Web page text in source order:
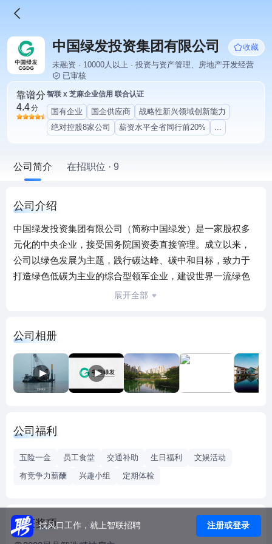
中国绿发投资集团有限公司
收藏
未融资 · 10000人以上 · 投资与资产管理、房地产开发经营
已审核
靠谱分
4.4分
智联 x 芝麻企业信用 联合认证
国有企业 国企供应商
战略性新兴领域创新能力
绝对控股8家公司
薪资水平全省同行前20% ...
公司简介 在招职位 · 9
公司介绍
中国绿发投资集团有限公司（简称中国绿发）是一家股权多
元化的中央企业，接受国务院国资委直接管理。成立以来，
公司以绿色发展为主题，践行碳达峰、碳中和目标，致力于
打造绿色低碳为主业的综合型领军企业，建设世界一流绿色
广泛开展文化、旅游、康养产业及相关贸易与服务，加快产
业布局优化和结构调整，积极探索绿色低碳产业发展新路
径，形成了以绿色能源、幸福产业、低碳城市、战略性新兴
产业投资等为发展方向的全国性产业布局。
展开全部
公司相册
公司福利
五险一金 员工食堂 交通补助 生日福利
文娱活动
有竞争力薪酬
兴趣小组 定期体检
荣获奖项找风口工作，就上智联招聘 注册或登录